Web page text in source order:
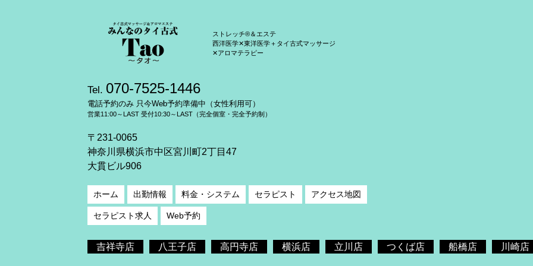
ストレッチ®＆エステ
西洋医学✕東洋医学＋タイ古式マッサージ
✕アロマテラピー
Tel. 070-7525-1446
電話予約のみ 只今Web予約準備中（女性利用可）
営業11:00～LAST 受付10:30～LAST（完全個室・完全予約制）
〒231-0065
神奈川県横浜市中区宮川町2丁目47
大貫ビル906
ホーム 出勤情報 料金・システム セラピスト アクセス地図
セラピスト求人 Web予約
吉祥寺店 八王子店 高円寺店 横浜店 立川店 つくば店 船橋店 川崎店